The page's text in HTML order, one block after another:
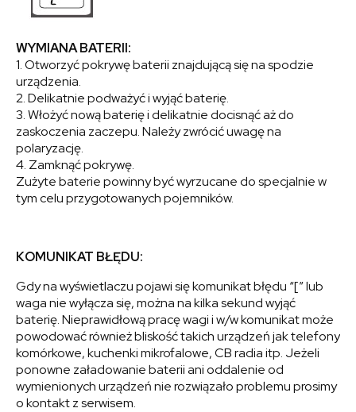
WYMIANA BATERII:
1. Otworzyć pokrywę baterii znajdującą się na spodzie
urządzenia.
2. Delikatnie podważyć i wyjąć baterię.
3. Włożyć nową baterię i delikatnie docisnąć aż do
zaskoczenia zaczepu. Należy zwrócić uwagę na
polaryzację.
4. Zamknąć pokrywę.
Zużyte baterie powinny być wyrzucane do specjalnie w
tym celu przygotowanych pojemników.
KOMUNIKAT BŁĘDU:
Gdy na wyświetlaczu pojawi się komunikat błędu “[” lub
waga nie wyłącza się, można na kilka sekund wyjąć
baterię. Nieprawidłową pracę wagi i w/w komunikat może
powodować również bliskość takich urządzeń jak telefony
komórkowe, kuchenki mikrofalowe, CB radia itp. Jeżeli
ponowne załadowanie baterii ani oddalenie od
wymienionych urządzeń nie rozwiązało problemu prosimy
o kontakt z serwisem.